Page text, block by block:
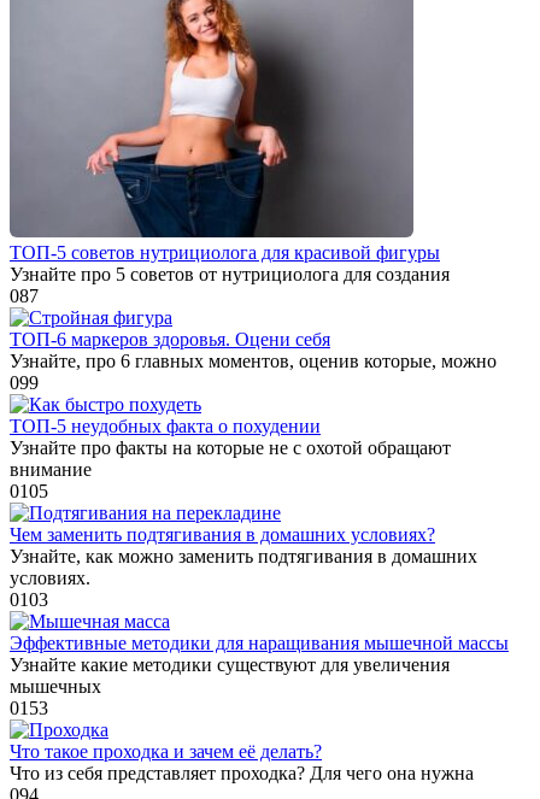
ТОП-5 советов нутрициолога для красивой фигуры
Узнайте про 5 советов от нутрициолога для создания
087
ТОП-6 маркеров здоровья. Оцени себя
Узнайте, про 6 главных моментов, оценив которые, можно
099
ТОП-5 неудобных факта о похудении
Узнайте про факты на которые не с охотой обращают
внимание
0105
Чем заменить подтягивания в домашних условиях?
Узнайте, как можно заменить подтягивания в домашних
условиях.
0103
Эффективные методики для наращивания мышечной массы
Узнайте какие методики существуют для увеличения
мышечных
0153
Что такое проходка и зачем её делать?
Что из себя представляет проходка? Для чего она нужна
094